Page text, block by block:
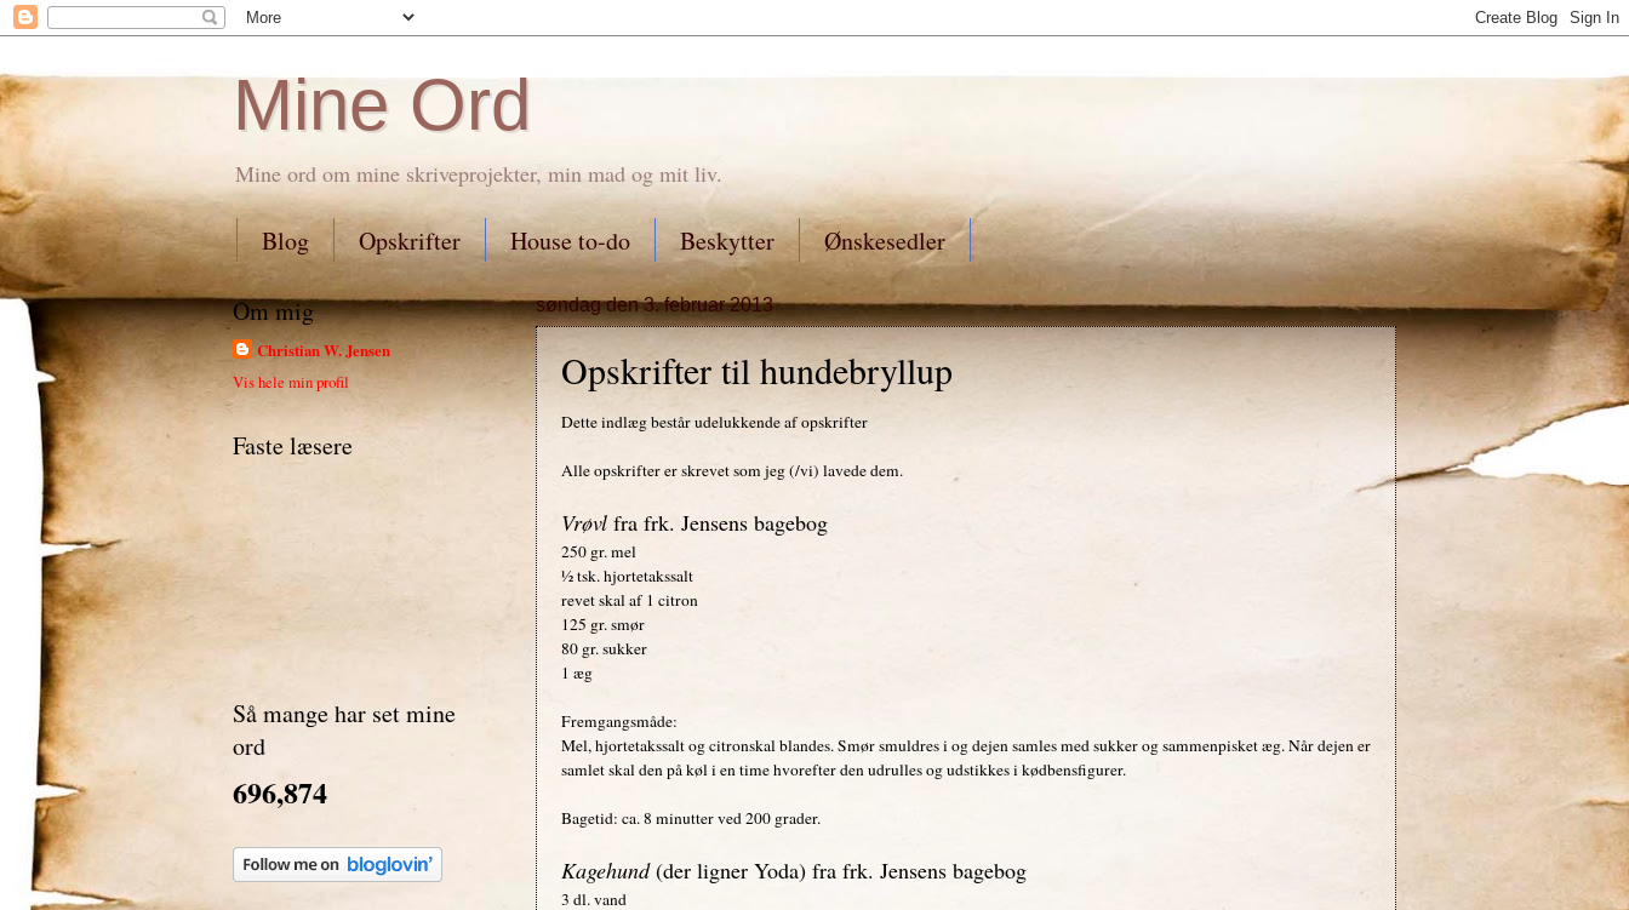
Mine Ord
Mine ord om mine skriveprojekter, min mad og mit liv.
Blog Opskrifter House to-do Beskytter Ønskesedler
søndag den 3. februar 2013
Opskrifter til hundebryllup
Dette indlæg består udelukkende af opskrifter
Alle opskrifter er skrevet som jeg (/vi) lavede dem.
Vrøvl fra frk. Jensens bagebog
250 gr. mel
½ tsk. hjortetakssalt
revet skal af 1 citron
125 gr. smør
80 gr. sukker
1 æg
Fremgangsmåde:
Mel, hjortetakssalt og citronskal blandes. Smør smuldres i og dejen samles med sukker og sammenpisket æg. Når dejen er
samlet skal den på køl i en time hvorefter den udrulles og udstikkes i kødbensfigurer.
Bagetid: ca. 8 minutter ved 200 grader.
Kagehund(der ligner Yoda) fra frk. Jensens bagebog
3 dl. vand
Om mig
Christian W. Jensen
Vis hele min profil
Faste læsere
Så mange har set mine
ord
696,874